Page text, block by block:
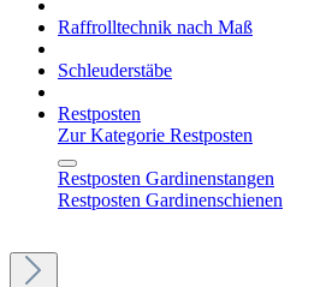
Raffrolltechnik nach Maß
Schleuderstäbe
Restposten
Zur Kategorie Restposten
Restposten Gardinenstangen
Restposten Gardinenschienen